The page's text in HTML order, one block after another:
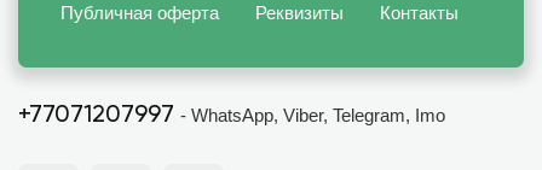
Публичная оферта Реквизиты Контакты
+77071207997 - WhatsApp, Viber, Telegram, Imo